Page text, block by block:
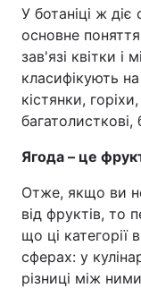
У ботаніці ж
основне
зав'язі квітки і
класифікують
кістянки,
Ягода – це
Отже, якщо ви
від фруктів, то
що ці категорії
сферах: у
різниці між